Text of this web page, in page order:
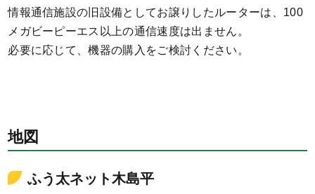
情報通信施設の旧設備としてお譲りしたルーターは、100
メガビーピーエス以上の通信速度は出ません。
必要に応じて、機器の購入をご検討ください。
地図
ふう太ネット木島平